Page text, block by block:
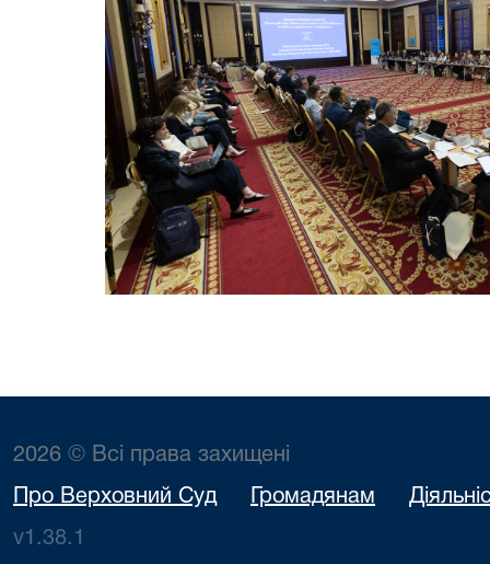
2026 © Всі права захищені
Про Верховний Суд Громадянам
v1.38.1